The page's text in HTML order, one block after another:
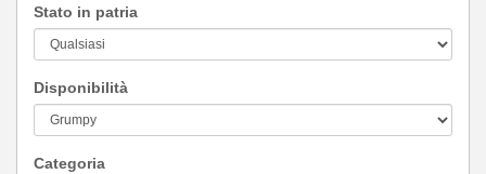
Stato in patria
Disponibilità
Categoria